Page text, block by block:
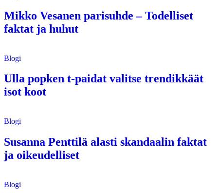
Mikko Vesanen parisuhde – Todelliset
faktat ja huhut
Blogi
Ulla popken t-paidat valitse trendikkäät
isot koot
Blogi
Susanna Penttilä alasti skandaalin faktat
ja oikeudelliset
Blogi